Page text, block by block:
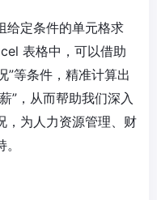
给定条件的单元格求
表格中，可以借助
”等条件，精准计算出
”，从而帮助我们深入
，为人力资源管理、财